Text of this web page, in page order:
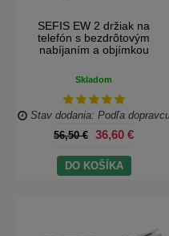
SEFIS EW 2 držiak na
telefón s bezdrôtovým
nabíjaním a objímkou
Skladom
Stav dodania: Podľa
56,50 € 36,60 €
DO KOŠÍKA